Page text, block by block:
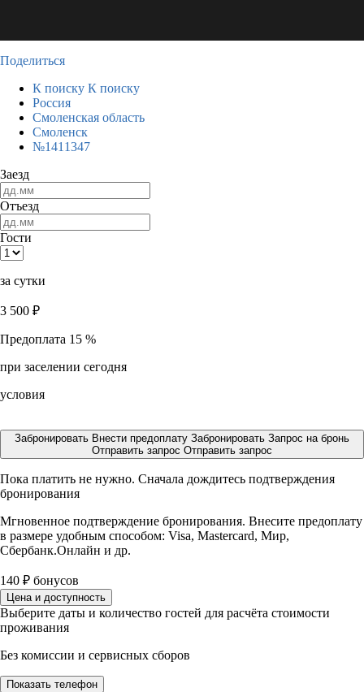
Поделиться
К поиску К поиску
Россия
Смоленская область
Смоленск
№1411347
Заезд
Отъезд
Гости
за сутки
3 500 ₽
Предоплата 15 %
при заселении сегодня
условия
Забронировать Внести предоплату Забронировать Запрос на бронь
Отправить запрос Отправить запрос
Пока платить не нужно. Сначала дождитесь подтверждения
бронирования
Мгновенное подтверждение бронирования. Внесите предоплату
в размере удобным способом: Visa, Mastercard, Мир,
Сбербанк.Онлайн и др.
140 ₽ бонусов
Цена и доступность
Выберите даты и количество гостей для расчёта стоимости
проживания
Без комиссии и сервисных сборов
Показать телефон